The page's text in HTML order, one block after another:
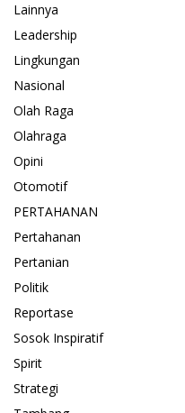
Lainnya
Leadership
Lingkungan
Nasional
Olah Raga
Olahraga
Opini
Otomotif
PERTAHANAN
Pertahanan
Pertanian
Politik
Reportase
Sosok Inspiratif
Spirit
Strategi